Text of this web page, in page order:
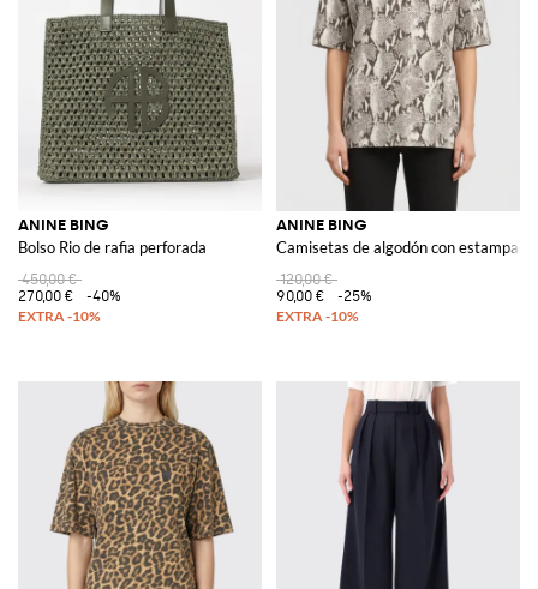
ANINE BING
Bolso Rio de rafia perforada
450,00 €
270,00 €
-40%
ANINE BING
Camisetas de algodón con
120,00 €
90,00 €
-25%